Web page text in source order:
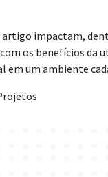
impactam,
os benefícios da
em um ambiente